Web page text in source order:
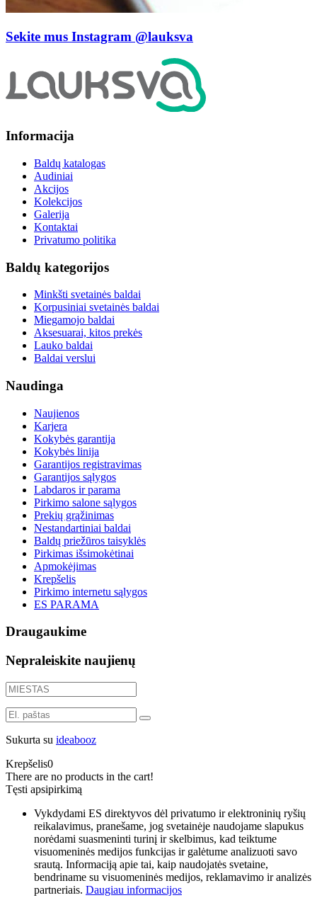
Sekite mus Instagram @lauksva
Informacija
Baldų katalogas
Audiniai
Akcijos
Kolekcijos
Galerija
Kontaktai
Privatumo politika
Baldų kategorijos
Minkšti svetainės baldai
Korpusiniai svetainės baldai
Miegamojo baldai
Aksesuarai, kitos prekės
Lauko baldai
Baldai verslui
Naudinga
Naujienos
Karjera
Kokybės garantija
Kokybės linija
Garantijos registravimas
Garantijos sąlygos
Labdaros ir parama
Pirkimo salone sąlygos
Prekių grąžinimas
Nestandartiniai baldai
Baldų priežūros taisyklės
Pirkimas išsimokėtinai
Apmokėjimas
Krepšelis
Pirkimo internetu sąlygos
ES PARAMA
Draugaukime
Nepraleiskite naujienų
Sukurta su ideabooz
Krepšelis0
There are no products in the cart!
Tęsti apsipirkimą
Vykdydami ES direktyvos dėl privatumo ir elektroninių ryšių
reikalavimus, pranešame, jog svetainėje naudojame slapukus
norėdami suasmeninti turinį ir skelbimus, kad teiktume
visuomeninės medijos funkcijas ir galėtume analizuoti savo
srautą. Informaciją apie tai, kaip naudojatės svetaine,
bendriname su visuomeninės medijos, reklamavimo ir analizės
partneriais. Daugiau informacijos